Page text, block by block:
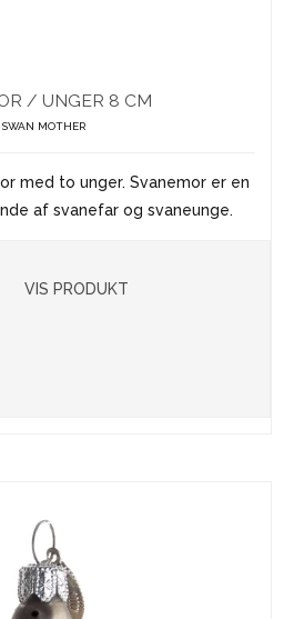
/ UNGER 8 CM
SWAN MOTHER
med to unger. Svanemor er en
af svanefar og svaneunge.
VIS PRODUKT